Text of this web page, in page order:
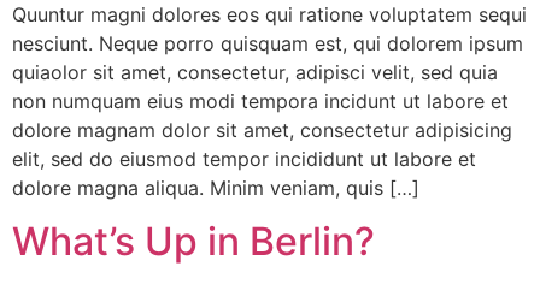
Quuntur magni dolores eos qui ratione voluptatem sequi
nesciunt. Neque porro quisquam est, qui dolorem ipsum
quiaolor sit amet, consectetur, adipisci velit, sed quia
non numquam eius modi tempora incidunt ut labore et
dolore magnam dolor sit amet, consectetur adipisicing
elit, sed do eiusmod tempor incididunt ut labore et
dolore magna aliqua. Minim veniam, quis […]
What’s Up in Berlin?